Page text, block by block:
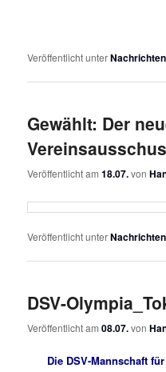
Veröffentlicht unterNachrichten
Gewählt: Der
Veröffentlicht am18.07.von
Veröffentlicht unterNachrichten
DSV-
Veröffentlicht am08.07.von
Die DSV-Mannschaft